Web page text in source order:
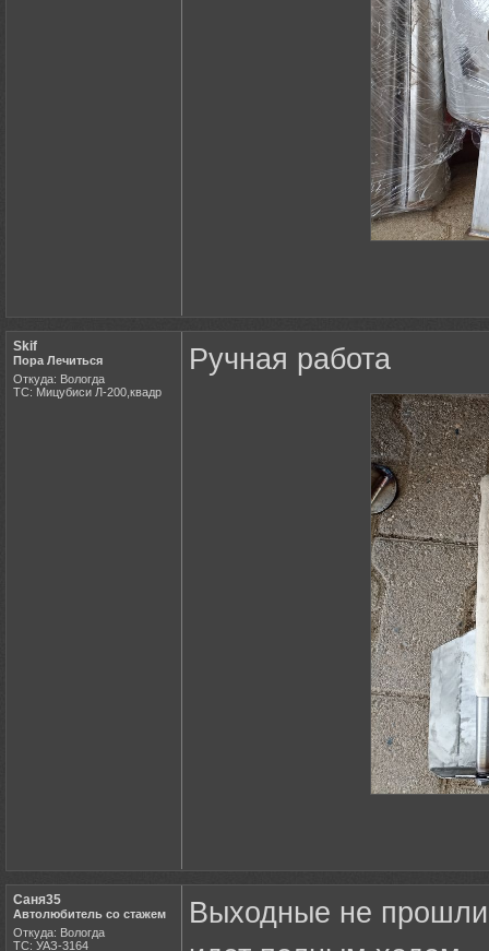
Skif
Пора Лечиться
Откуда: Вологда
ТС: Мицубиси Л-200,квадр
Ручная работа
Саня35
Автолюбитель со стажем
Откуда: Вологда
ТС: УАЗ-3164
Выходные не прошли